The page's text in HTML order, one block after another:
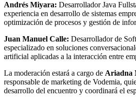
Andrés Miyara: Desarrollador Java
experiencia en desarrollo de sistemas
optimización de procesos y gestión de
Juan Manuel Calle: Desarrollador de
especializado en soluciones
artificial aplicadas a la interacción entre
La moderación estará a cargo de Ariadna
responsable de marketing de Vodemia,
desarrollo del encuentro y coordinará el